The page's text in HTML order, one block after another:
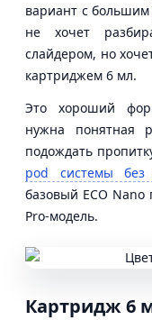
вариант с
не хочет
слайдером, но
картриджем 6 мл.
Это хороший
нужна понятная
подождать
pod системы без
базовый ECO Nano
Pro-модель.
Картридж 6